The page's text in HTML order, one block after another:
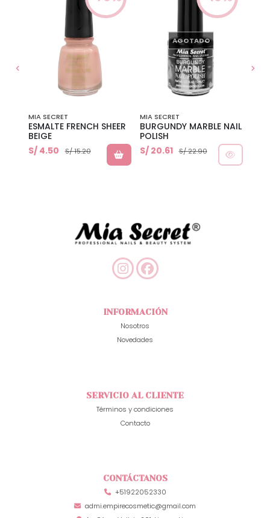
MIA SECRET
ESMALTE FRENCH SHEER
BEIGE
S/ 4.50
S/ 15.20
AGOTADO
MIA SECRET
BURGUNDY MARBLE NAIL
POLISH
S/ 20.61
S/ 22.90
INFORMACIÓN
Nosotros
Novedades
SERVICIO AL CLIENTE
Términos y condiciones
Contacto
CONTÁCTANOS
+51922052330
admi.empirecosmetic@gmail.com